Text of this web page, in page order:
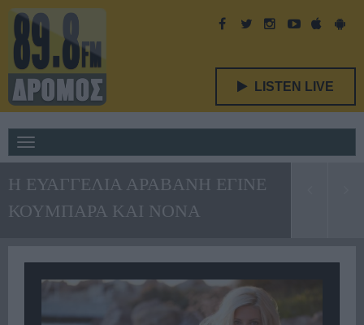
LISTEN LIVE
navigation
Η ΕΥΑΓΓΕΛΙΑ ΑΡΑΒΑΝΗ ΕΓΙΝΕ
ΚΟΥΜΠΑΡΑ ΚΑΙ ΝΟΝΑ